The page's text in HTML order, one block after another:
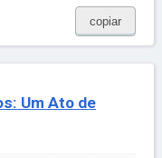
copiar
Um Ato de